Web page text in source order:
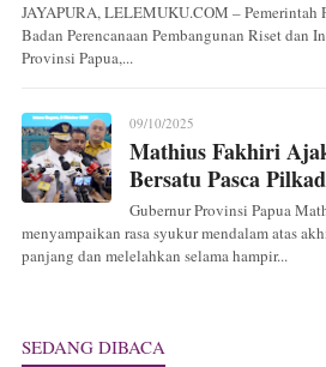
JAYAPURA, LELEMUKU.COM – Pemerintah
Badan Perencanaan Pembangunan Riset dan
Provinsi Papua,...
09/10/2025
Mathius Fakhiri
Bersatu Pasca
Gubernur Provinsi Papua
menyampaikan rasa syukur mendalam atas
panjang dan melelahkan selama hampir...
SEDANG DIBACA